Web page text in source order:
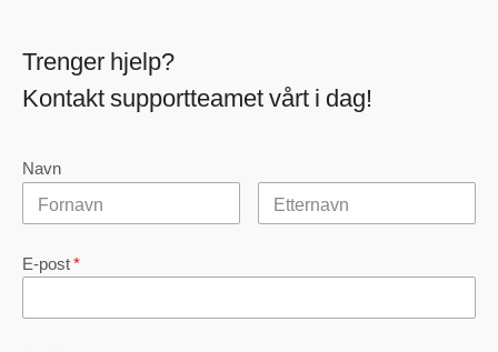
Trenger hjelp?
Kontakt supportteamet vårt i dag!
Navn
E-post*